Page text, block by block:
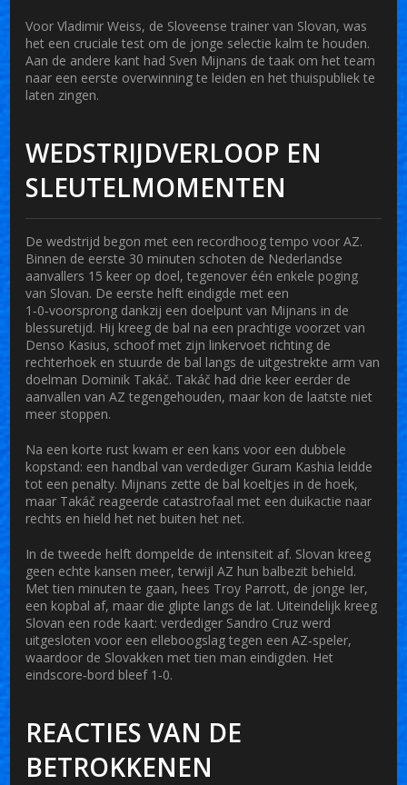
VoorVladimir Weiss, de Sloveense trainer van Slovan, was
het een cruciale test om de jonge selectie kalm te houden.
Aan de andere kant had Sven Mijnans de taak om het team
naar een eerste overwinning te leiden en het thuispubliek te
laten zingen.
WEDSTRIJDVERLOOP EN
SLEUTELMOMENTEN
De wedstrijd begon met een recordhoog tempo voor AZ.
Binnen de eerste 30 minuten schoten de Nederlandse
aanvallers 15 keer op doel, tegenover één enkele poging
van Slovan. De eerste helft eindigde met een
1‑0‑voorsprong dankzij een doelpunt van Mijnans in de
blessuretijd. Hij kreeg de bal na een prachtige voorzet van
Denso Kasius, schoof met zijn linkervoet richting de
rechterhoek en stuurde de bal langs de uitgestrekte arm van
doelman Dominik Takáč. Takáč had drie keer eerder de
aanvallen van AZ tegengehouden, maar kon de laatste niet
meer stoppen.
Na een korte rust kwam er een kans voor een dubbele
kopstand: een handbal van verdediger Guram Kashia leidde
tot een penalty. Mijnans zette de bal koeltjes in de hoek,
maar Takáč reageerde catastrofaal met een duikactie naar
rechts en hield het net buiten het net.
In de tweede helft dompelde de intensiteit af. Slovan kreeg
geen echte kansen meer, terwijl AZ hun balbezit behield.
Met tien minuten te gaan, hees Troy Parrott, de jonge Ier,
een kopbal af, maar die glipte langs de lat. Uiteindelijk kreeg
Slovan een rode kaart: verdediger Sandro Cruz werd
uitgesloten voor een elleboogslag tegen een AZ‑speler,
waardoor de Slovakken met tien man eindigden. Het
eindscore‑bord bleef 1‑0.
REACTIES VAN DE
BETROKKENEN